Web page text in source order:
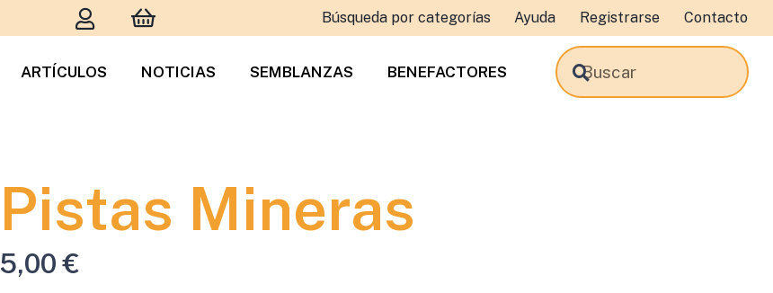
Búsqueda por categorías Ayuda Registrarse Contacto
ARTÍCULOS NOTICIAS SEMBLANZAS BENEFACTORES
Pistas Mineras
5,00€